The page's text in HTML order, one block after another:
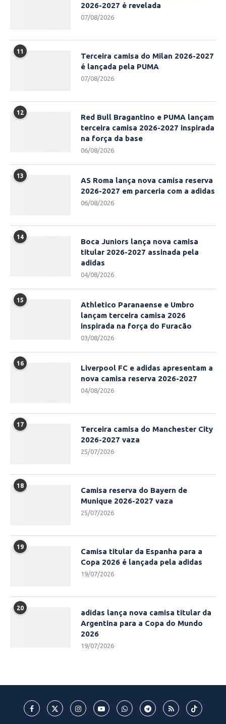
2026-2027 é revelada
07/08/2026
11
Terceira camisa do Milan 2026-2027
é lançada pela PUMA
07/08/2026
12
Red Bull Bragantino e PUMA lançam
terceira camisa 2026-2027 inspirada
na força da base
06/08/2026
13
AS Roma lança nova camisa reserva
2026-2027 em parceria com a adidas
06/08/2026
14
Boca Juniors lança nova camisa
titular 2026-2027 assinada pela
adidas
04/08/2026
15
Athletico Paranaense e Umbro
lançam terceira camisa 2026
inspirada na força do Furacão
03/08/2026
16
Liverpool FC e adidas apresentam a
nova camisa reserva 2026-2027
04/08/2026
17
Terceira camisa do Manchester City
2026-2027 vaza
25/07/2026
18
Camisa reserva do Bayern de
Munique 2026-2027 vaza
25/07/2026
19
Camisa titular da Espanha para a
Copa 2026 é lançada pela adidas
19/07/2026
20
adidas lança nova camisa titular da
Argentina para a Copa do Mundo
2026
19/07/2026